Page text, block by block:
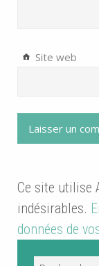
Site web
Ce site utilise
indésirables.
données de